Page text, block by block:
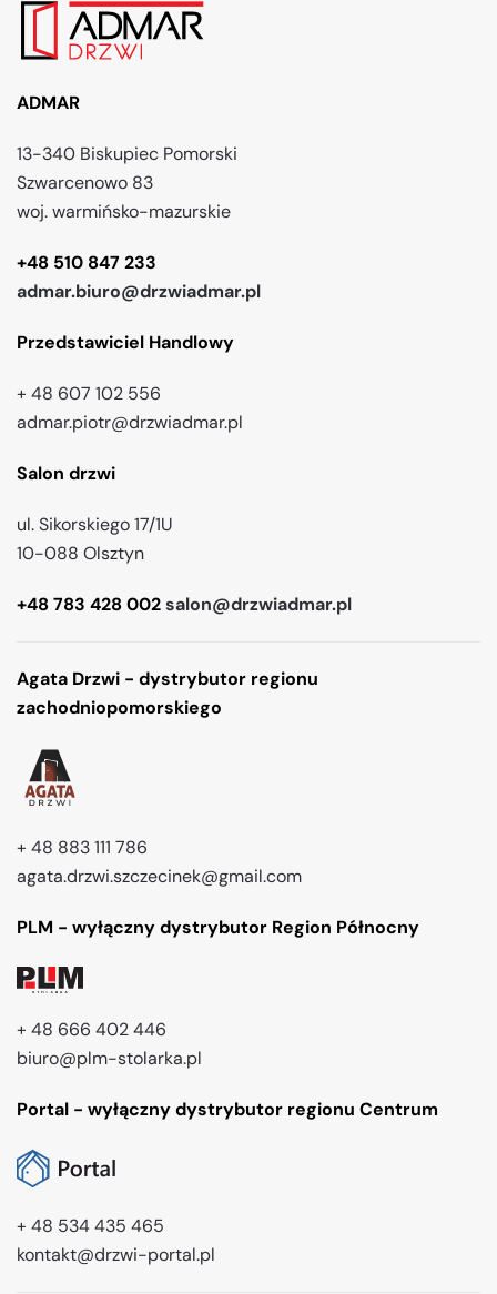
ADMAR
13-340 Biskupiec Pomorski
Szwarcenowo 83
woj. warmińsko-mazurskie
+48 510 847 233
admar.biuro@drzwiadmar.pl
Przedstawiciel Handlowy
+ 48 607 102 556
admar.piotr@drzwiadmar.pl
Salon drzwi
ul. Sikorskiego 17/1U
10-088 Olsztyn
+48 783 428 002salon@drzwiadmar.pl
Agata Drzwi - dystrybutor regionu
zachodniopomorskiego
+ 48 883 111 786
agata.drzwi.szczecinek@gmail.com
PLM - wyłączny dystrybutor Region Północny
+ 48 666 402 446
biuro@plm-stolarka.pl
Portal - wyłączny dystrybutor regionu Centrum
+ 48 534 435 465
kontakt@drzwi-portal.pl